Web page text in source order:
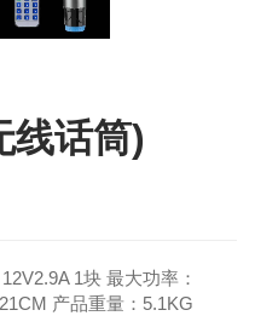
线话筒)
1块 最大功率：
产品重量：5.1KG